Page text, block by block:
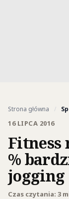
Strona główna /
16 LIPCA 2016
Fitness
%
jogging
Czas czytania: 3